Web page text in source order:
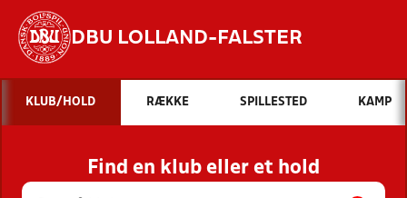
DBU LOLLAND-FALSTER
Hvad vil du søge efter?
INDHOLD OG NYHEDER
STILLINGER, RESULTATER, KLUBBER OG
HOLD
KLUB/HOLD RÆKKE SPILLESTED KAMP
Find en klub eller et hold